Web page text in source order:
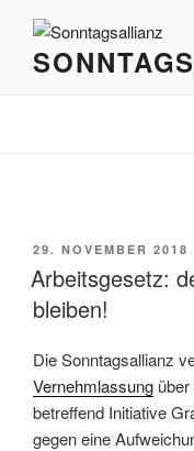
Inhalt
springen
VERÖFFENTLICHT
AM
29. NOVEMBER 2018
Arbeitsgesetz:
bleiben!
Die Sonntagsallianz
Vernehmlassung
betreffend Initiative
gegen eine